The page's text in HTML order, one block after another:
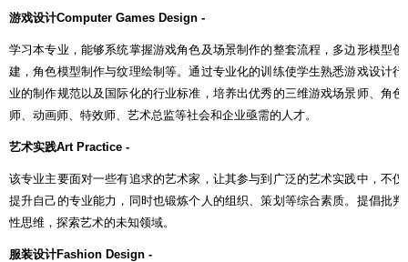
游戏设计Computer Games Design -
学习本专业，能够系统掌握游戏角色及场景制作的整套流程，多边形模型创
建，角色模型制作与纹理绘制等。通过专业化的训练使学生熟悉游戏设计行
业的制作规范以及国际化的行业标准，培养出优秀的三维游戏场景师、角色
师、动画师、特效师、艺术总监等社会和企业亟需的人才。
艺术实践Art Practice -
该专业主要面对一些有追求的艺术家，让其参与到广泛的艺术实践中，不仅
提升自己的专业能力，同时也锻炼个人的组织、策划等综合素质。提倡批判
性思维，探索艺术的未知领域。
服装设计Fashion Design -